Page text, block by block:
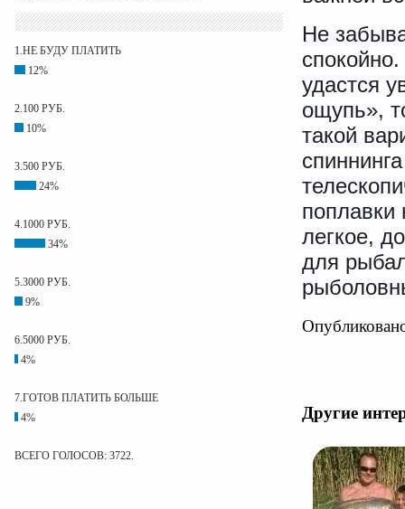
1.НЕ БУДУ ПЛАТИТЬ
12%
2.100 РУБ.
10%
3.500 РУБ.
24%
4.1000 РУБ.
34%
5.3000 РУБ.
9%
6.5000 РУБ.
4%
7.ГОТОВ ПЛАТИТЬ БОЛЬШЕ
4%
ВСЕГО ГОЛОСОВ: 3722.
Не
удастся
ощупь»,
такой
поплавки
легкое,
для
Другие